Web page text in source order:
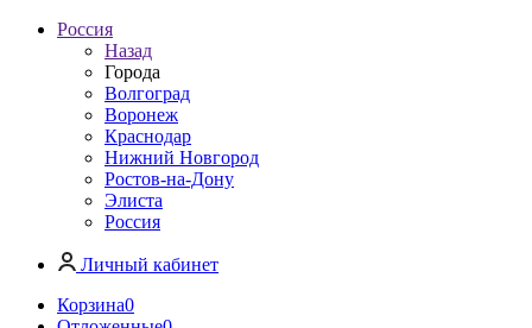
Россия
Назад
Города
Волгоград
Воронеж
Краснодар
Нижний Новгород
Ростов-на-Дону
Элиста
Россия
Личный кабинет
Корзина0